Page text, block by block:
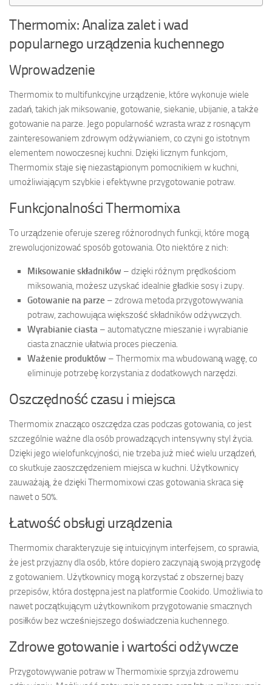
Thermomix: Analiza zalet i wad
popularnego urządzenia kuchennego
Wprowadzenie
Thermomix to multifunkcyjne urządzenie, które wykonuje wiele
zadań, takich jak miksowanie, gotowanie, siekanie, ubijanie, a także
gotowanie na parze. Jego popularność wzrasta wraz z rosnącym
zainteresowaniem zdrowym odżywianiem, co czyni go istotnym
elementem nowoczesnej kuchni. Dzięki licznym funkcjom,
Thermomix staje się niezastąpionym pomocnikiem w kuchni,
umożliwiającym szybkie i efektywne przygotowanie potraw.
Funkcjonalności Thermomixa
To urządzenie oferuje szereg różnorodnych funkcji, które mogą
zrewolucjonizować sposób gotowania. Oto niektóre z nich:
Miksowanie składników – dzięki różnym prędkościom
miksowania, możesz uzyskać idealnie gładkie sosy i zupy.
Gotowanie na parze – zdrowa metoda przygotowywania
potraw, zachowująca większość składników odżywczych.
Wyrabianie ciasta – automatyczne mieszanie i wyrabianie
ciasta znacznie ułatwia proces pieczenia.
Ważenie produktów – Thermomix ma wbudowaną wagę, co
eliminuje potrzebę korzystania z dodatkowych narzędzi.
Oszczędność czasu i miejsca
Thermomix znacząco oszczędza czas podczas gotowania, co jest
szczególnie ważne dla osób prowadzących intensywny styl życia.
Dzięki jego wielofunkcyjności, nie trzeba już mieć wielu urządzeń,
co skutkuje zaoszczędzeniem miejsca w kuchni. Użytkownicy
zauważają, że dzięki Thermomixowi czas gotowania skraca się
nawet o 50%.
Łatwość obsługi urządzenia
Thermomix charakteryzuje się intuicyjnym interfejsem, co sprawia,
że jest przyjazny dla osób, które dopiero zaczynają swoją przygodę
z gotowaniem. Użytkownicy mogą korzystać z obszernej bazy
przepisów, która dostępna jest na platformie Cookido. Umożliwia to
nawet początkującym użytkownikom przygotowanie smacznych
posiłków bez wcześniejszego doświadczenia kuchennego.
Zdrowe gotowanie i wartości odżywcze
Przygotowywanie potraw w Thermomixie sprzyja zdrowemu